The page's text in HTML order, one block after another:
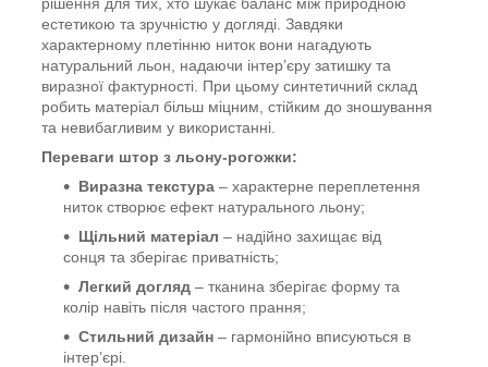
естетикою та зручністю у догляді. Завдяки
характерному плетінню ниток вони нагадують
натуральний льон, надаючи інтер’єру затишку та
виразної фактурності. При цьому синтетичний склад
робить матеріал більш міцним, стійким до зношування
та невибагливим у використанні.
Переваги штор з льону-рогожки:
Виразна текстура – характерне переплетення
ниток створює ефект натурального льону;
Щільний матеріал – надійно захищає від
сонця та зберігає приватність;
Легкий догляд – тканина зберігає форму та
колір навіть після частого прання;
Стильний дизайн – гармонійно вписуються в
інтер’єрі.